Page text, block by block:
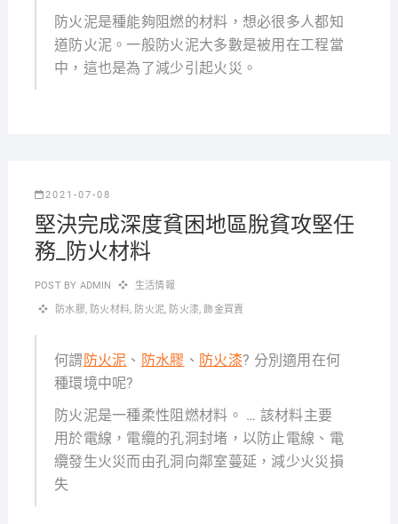
防火泥是種能夠阻燃的材料，想必很多人都知
道防火泥。一般防火泥大多數是被用在工程當
中，這也是為了減少引起火災。
2021-07-08
堅決完成深度貧困地區脫貧攻堅任
務_防火材料
POST BY ADMIN 生活情報
防水膠, 防火材料, 防火泥, 防火漆,飾金買賣
何謂 防火泥 、 防水膠 、 防火漆? 分別適用在何
種環境中呢?
防火泥是一種柔性阻燃材料。 … 該材料主要
用於電線，電纜的孔洞封堵，以防止電線、電
纜發生火災而由孔洞向鄰室蔓延，減少火災損
失